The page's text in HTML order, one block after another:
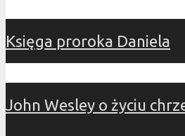
Księga proroka Daniela
John Wesley o życiu